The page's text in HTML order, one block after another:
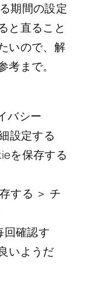
期間の設定
と直ること
いので、解
まで。
バシー
設定する
を保存する
する ＞ チ
回確認す
いようだ